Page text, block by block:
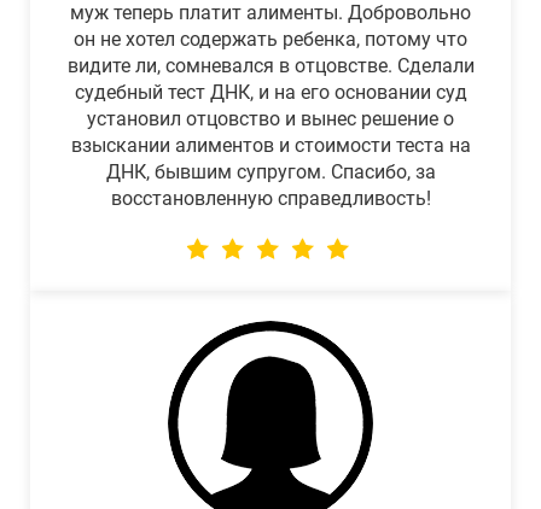
муж теперь платит алименты. Добровольно
он не хотел содержать ребенка, потому что
видите ли, сомневался в отцовстве. Сделали
судебный тест ДНК, и на его основании суд
установил отцовство и вынес решение о
взыскании алиментов и стоимости теста на
ДНК, бывшим супругом. Спасибо, за
восстановленную справедливость!